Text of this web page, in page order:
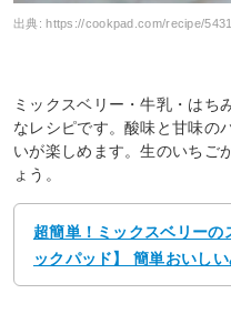
出典:https://cookpad.com/recipe/
ミックスベリー・牛乳・はち
なレシピです。酸味と甘味の
いが楽しめます。生のいちご
ょう。
超簡単！ミックスベリー
ックパッド】 簡単おいし